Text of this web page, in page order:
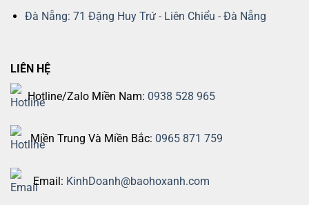
Đà Nẵng: 71 Đặng Huy Trứ - Liên Chiểu - Đà Nẵng
LIÊN HỆ
Hotline/Zalo Miền Nam: 0938 528 965
Miền Trung Và Miền Bắc: 0965 871 759
Email: KinhDoanh@baohoxanh.com